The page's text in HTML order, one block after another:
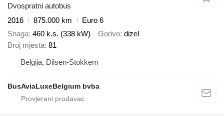
Dvospratni autobus
2016
875.000 km
Euro 6
Snaga 460 k.s. (338 kW) Gorivo dizel
Broj mjesta 81
Belgija, Dilsen-Stokkem
BusAviaLuxeBelgium bvba